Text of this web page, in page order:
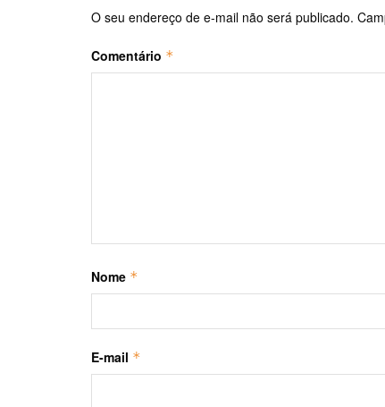
O seu endereço de e-mail não será publicado.
Comentário *
Nome *
E-mail *